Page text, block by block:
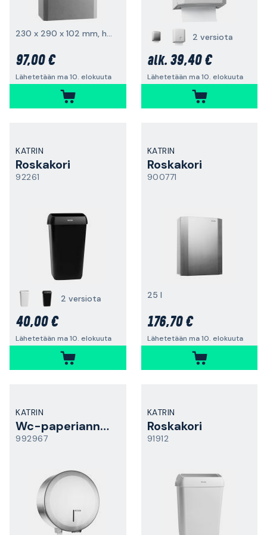
230 x 290 x 102 mm, harjattu teräs
97,00 €
Lähetetään ma 10. elokuuta
2 versiota
alk. 39,40 €
Lähetetään ma 10. elokuuta
KATRIN
Roskakori
92261
2 versiota
40,00 €
Lähetetään ma 10. elokuuta
KATRIN
Roskakori
900771
25 l
176,70 €
Lähetetään ma 10. elokuuta
KATRIN
Wc-paperiannostelija
992967
KATRIN
Roskakori
91912